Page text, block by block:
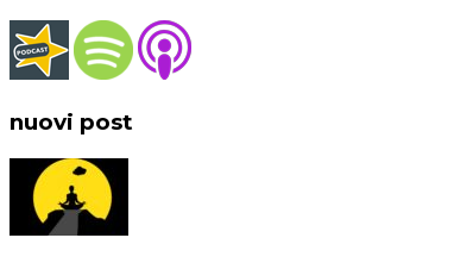
nuovi post